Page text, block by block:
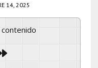
14, 2025
contenido